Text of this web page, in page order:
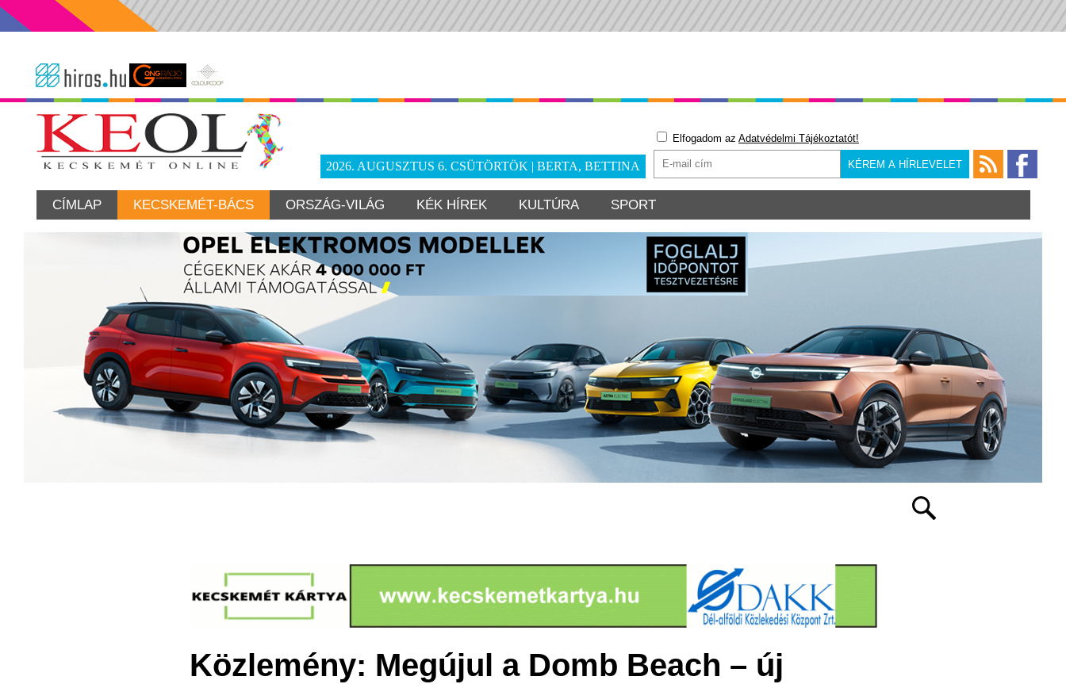
2026. AUGUSZTUS 6. CSÜTÖRTÖK | BERTA, BETTINA
Elfogadom az Adatvédelmi Tájékoztatót!
CÍMLAP KECSKEMÉT-BÁCS ORSZÁG-VILÁG KÉK HÍREK KULTÚRA SPORT
Közlemény: Megújul a Domb Beach – új